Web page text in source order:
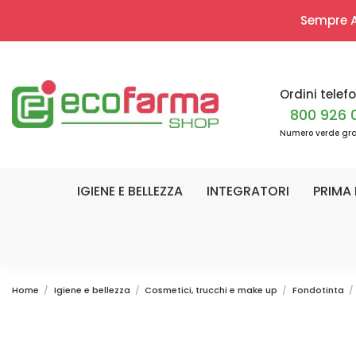
Sempre
Ordini
800 926
Numero verde
IGIENE E BELLEZZA INTEGRATORI PRIMA
Home Igiene e bellezza Cosmetici, trucchi e make up Fondotinta